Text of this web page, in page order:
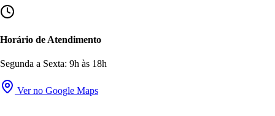
Horário de Atendimento
Segunda a Sexta: 9h às 18h
Ver no Google Maps